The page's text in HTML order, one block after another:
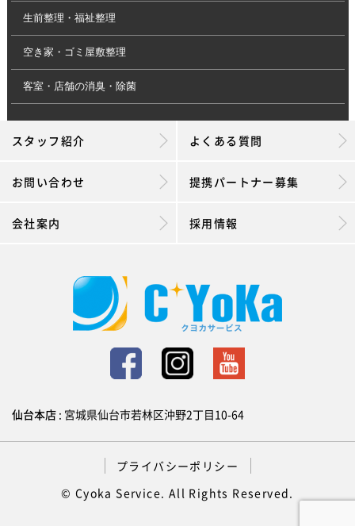
生前整理・福祉整理
空き家・ゴミ屋敷整理
客室・店舗の消臭・除菌
スタッフ紹介 よくある質問
お問い合わせ 提携パートナー募集
会社案内 採用情報
仙台本店 : 宮城県仙台市若林区沖野2丁目10-64
プライバシーポリシー
© Cyoka Service. All Rights Reserved.